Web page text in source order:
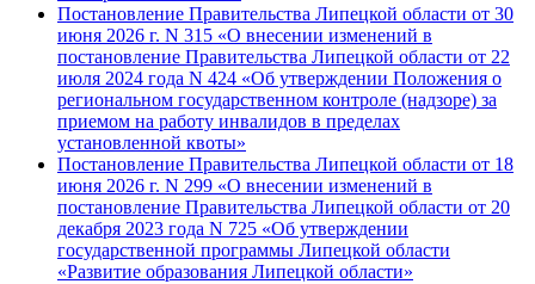
Постановление Правительства Липецкой области от 30
июня 2026 г. N 315 «О внесении изменений в
постановление Правительства Липецкой области от 22
июля 2024 года N 424 «Об утверждении Положения о
региональном государственном контроле (надзоре) за
приемом на работу инвалидов в пределах
установленной квоты»
Постановление Правительства Липецкой области от 18
июня 2026 г. N 299 «О внесении изменений в
постановление Правительства Липецкой области от 20
декабря 2023 года N 725 «Об утверждении
государственной программы Липецкой области
«Развитие образования Липецкой области»